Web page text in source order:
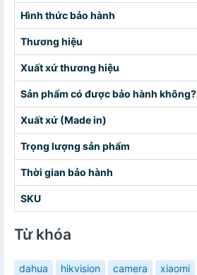
Hình thức bảo hành
Thương hiệu
Xuất xứ thương hiệu
Sản phẩm có được bảo hành không?
Xuất xứ (Made in)
Trọng lượng sản phẩm
Thời gian bảo hành
SKU
Từ khóa
dahua hikvision camera xiaomi